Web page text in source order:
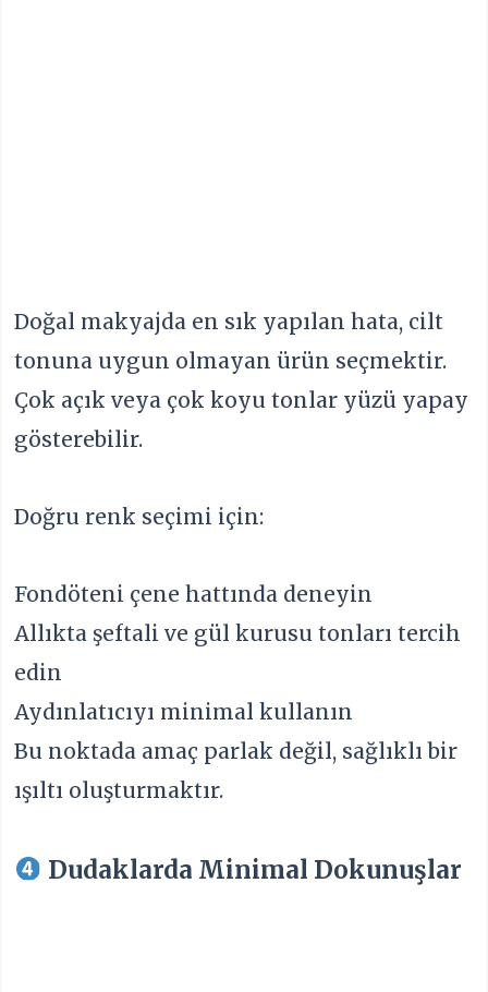
Doğal makyajda en sık yapılan hata, cilt
tonuna uygun olmayan ürün seçmektir.
Çok açık veya çok koyu tonlar yüzü yapay
gösterebilir.
Doğru renk seçimi için:
Fondöteni çene hattında deneyin
Allıkta şeftali ve gül kurusu tonları tercih
edin
Aydınlatıcıyı minimal kullanın
Bu noktada amaç parlak değil, sağlıklı bir
ışıltı oluşturmaktır.
Dudaklarda Minimal Dokunuşlar